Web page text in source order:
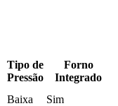
Tipo de
Pressão
Forno
Integrado
Baixa
Sim